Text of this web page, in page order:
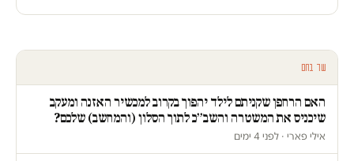
עוד בחם
האם הרחפן שקניתם לילד יהפוך בקרוב למכשיר האזנה ומעקב
שיכניס את המשטרה והשב״כ לתוך הסלון (והמחשב) שלכם?
אילי פארי · לפני 4 ימים